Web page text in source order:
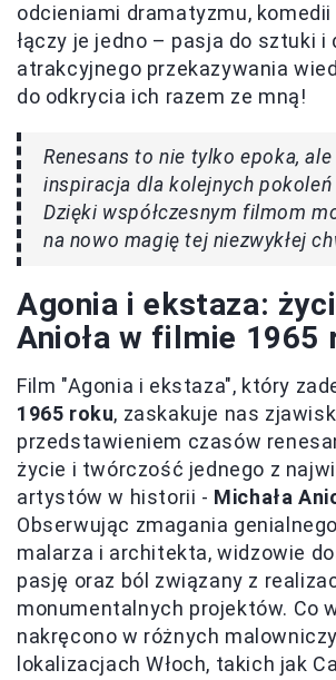
odcieniami dramatyzmu,
łączy je jedno – pasja do sztuki i
atrakcyjnego przekazywania
do odkrycia ich razem ze mną!
Renesans to nie tylko epoka,
inspiracja dla kolejnych
Dzięki współczesnym filmom
na nowo magię tej niezwykłej
Agonia i ekstaza:
Anioła w filmie 1965
Film "Agonia i ekstaza", który
1965 roku, zaskakuje nas
przedstawieniem czasów
życie i twórczość jednego z
artystów w historii - Michała
Obserwując zmagania
malarza i architekta, widzowie
pasję oraz ból związany z
monumentalnych projektów. Co
nakręcono w różnych
lokalizacjach Włoch, takich jak